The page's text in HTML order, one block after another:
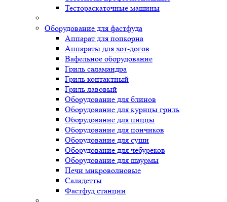
Тестораскаточные машины
Оборудование для фастфуда
Аппарат для попкорна
Аппараты для хот-догов
Вафельное оборудование
Гриль саламандра
Гриль контактный
Гриль лавовый
Оборудование для блинов
Оборудование для курицы гриль
Оборудование для пиццы
Оборудование для пончиков
Оборудование для суши
Оборудование для чебуреков
Оборудование для шаурмы
Печи микроволновые
Саладетты
Фастфуд станции